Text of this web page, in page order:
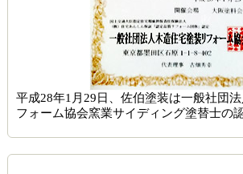
平成28年1月29日、佐伯塗装は一般社団
フォーム協会窯業サイディング塗替士の